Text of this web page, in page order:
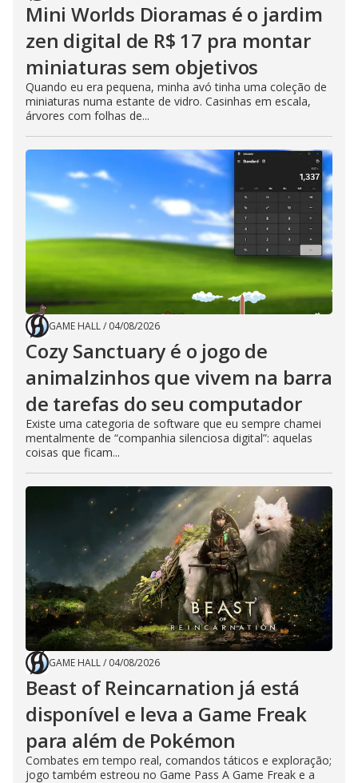
Mini Worlds Dioramas é o jardim
zen digital de R$ 17 pra montar
miniaturas sem objetivos
Quando eu era pequena, minha avó tinha uma coleção de
miniaturas numa estante de vidro. Casinhas em escala,
árvores com folhas de...
GAME HALL/ 04/08/2026
Cozy Sanctuary é o jogo de
animalzinhos que vivem na barra
de tarefas do seu computador
Existe uma categoria de software que eu sempre chamei
mentalmente de “companhia silenciosa digital”: aquelas
coisas que ficam...
GAME HALL/ 04/08/2026
Beast of Reincarnation já está
disponível e leva a Game Freak
para além de Pokémon
Combates em tempo real, comandos táticos e exploração;
jogo também estreou no Game Pass A Game Freak e a